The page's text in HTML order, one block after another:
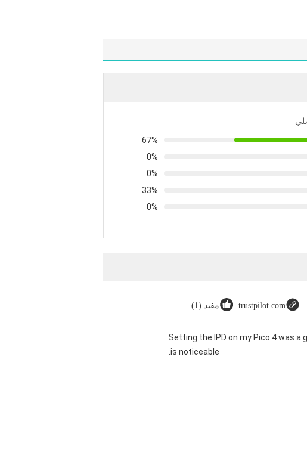
67%
0%
0%
33%
0%
trustpilot.com مفيد (1)
"Setting the IPD on my Pico 4 was
is noticeable.